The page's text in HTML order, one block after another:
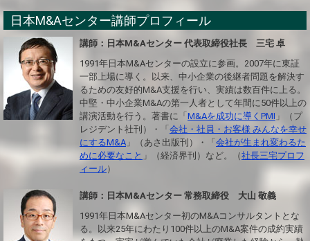
日本M&Aセンター講師プロフィール
講師：日本M&Aセンター 代表取締役社長 三宅 卓
1991年日本M&Aセンターの設立に参画。2007年に東証
一部上場に導く。以来、中小企業の後継者問題を解決す
るための友好的M&A支援を行い、実績は数百件に上る。
中堅・中小企業M&Aの第一人者として年間に50件以上の
講演活動を行う。著書に「M&Aを成功に導くPMI 」（プ
レジデント社刊）・「会社・社員・お客様 みんなを幸せ
にするM&A 」（あさ出版刊）・「会社が生まれ変わるた
めに必要なこと 」（経済界刊）など。（社長三宅プロフ
ィール）
講師：日本M&Aセンター 常務取締役 大山 敬義
1991年日本M&Aセンター初のM&Aコンサルタントとな
る。以来25年にわたり100件以上のM&A案件の成約実績